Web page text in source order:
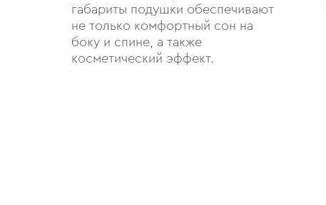
габариты подушки обеспечивают
не только комфортный сон на
боку и спине, а также
косметический эффект.